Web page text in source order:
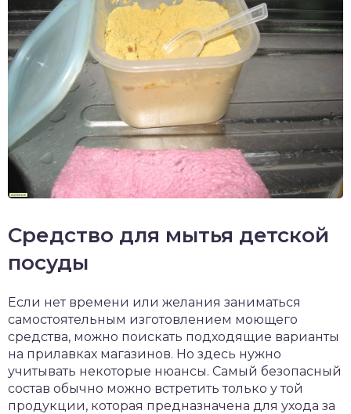
Средство для мытья детской
посуды
Если нет времени или желания заниматься
самостоятельным изготовлением моющего
средства, можно поискать подходящие варианты
на прилавках магазинов. Но здесь нужно
учитывать некоторые нюансы. Самый безопасный
состав обычно можно встретить только у той
продукции, которая предназначена для ухода за